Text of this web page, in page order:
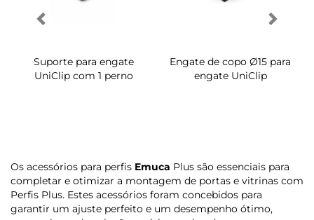
Suporte para engate
UniClip com 1 perno
Engate de copo Ø15 para
engate UniClip
Os acessórios para perfis Emuca Plus são essenciais para
completar e otimizar a montagem de portas e vitrinas com
Perfis Plus. Estes acessórios foram concebidos para
garantir um ajuste perfeito e um desempenho ótimo,